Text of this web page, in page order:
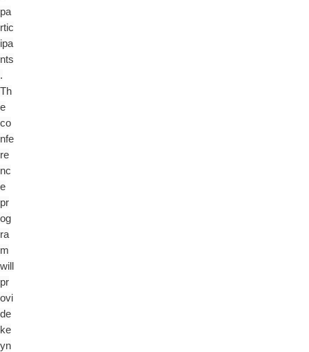
pa
rtic
ipa
nts
.
Th
e
co
nfe
re
nc
e
pr
og
ra
m
will
pr
ovi
de
ke
yn